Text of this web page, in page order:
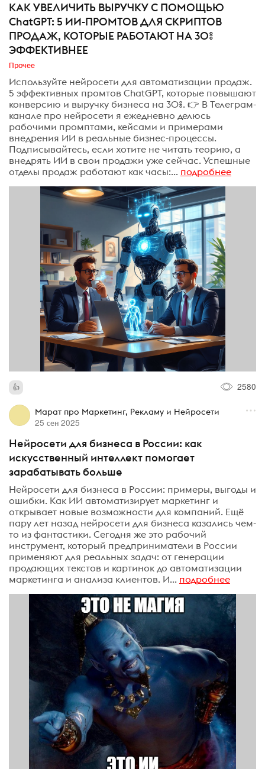
КАК УВЕЛИЧИТЬ ВЫРУЧКУ С ПОМОЩЬЮ
ChatGPT: 5 ИИ-ПРОМТОВ ДЛЯ СКРИПТОВ
ПРОДАЖ, КОТОРЫЕ РАБОТАЮТ НА 30%
ЭФФЕКТИВНЕЕ
Прочее
Используйте нейросети для автоматизации продаж.
5 эффективных промтов ChatGPT, которые повышают
конверсию и выручку бизнеса на 30%. 👉 В Телеграм-
канале про нейросети я ежедневно делюсь
рабочими промптами, кейсами и примерами
внедрения ИИ в реальные бизнес-процессы.
Подписывайтесь, если хотите не читать теорию, а
внедрять ИИ в свои продажи уже сейчас. Успешные
отделы продаж работают как часы:... подробнее
2580
Марат про Маркетинг, Рекламу и Нейросети
25 сен 2025
Нейросети для бизнеса в России: как
искусственный интеллект помогает
зарабатывать больше
Нейросети для бизнеса в России: примеры, выгоды и
ошибки. Как ИИ автоматизирует маркетинг и
открывает новые возможности для компаний. Ещё
пару лет назад нейросети для бизнеса казались чем-
то из фантастики. Сегодня же это рабочий
инструмент, который предприниматели в России
применяют для реальных задач: от генерации
продающих текстов и картинок до автоматизации
маркетинга и анализа клиентов. И... подробнее